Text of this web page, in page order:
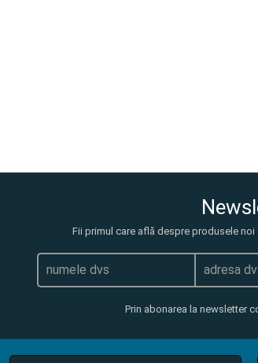
Fii primul care află despre produsele
Prin abonarea la newsletter